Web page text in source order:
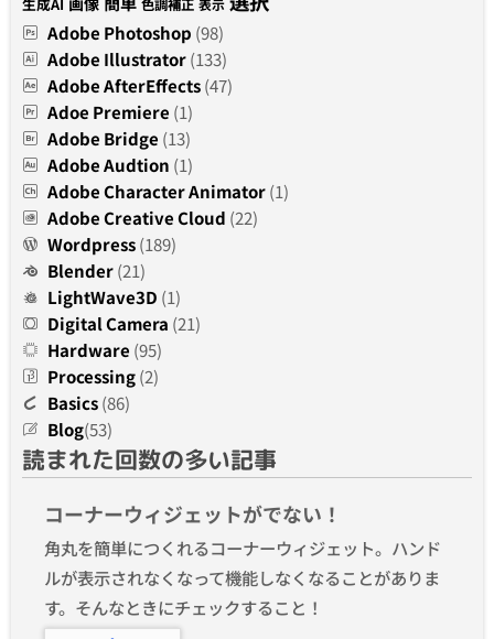
色調補正
Adobe Photoshop (98)
Adobe Illustrator(133)
Adobe AfterEffects(47)
Adoe Premiere (1)
Adobe Bridge (13)
Adobe Audtion (1)
Adobe Character Animator(1)
Adobe Creative Cloud (22)
Wordpress(189)
Blender(21)
LightWave3D (1)
Digital Camera (21)
Hardware (95)
Processing(2)
Basics(86)
Blog(53)
読まれた回数の多い記事
コーナーウィジェットがでない！
角丸を簡単につくれるコーナーウィジェット。ハンド
ルが表示されなくなって機能しなくなることがありま
す。そんなときにチェックすること！